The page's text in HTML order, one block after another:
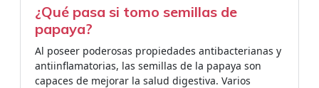
¿Qué pasa si tomo semillas de
papaya?
Al poseer poderosas propiedades antibacterianas y
antiinflamatorias, las semillas de la papaya son
capaces de mejorar la salud digestiva. Varios